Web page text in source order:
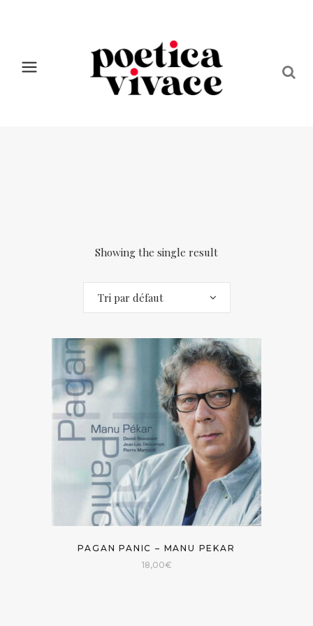
Showing the single result
Tri par défaut
PAGAN PANIC – MANU PEKAR
18,00€